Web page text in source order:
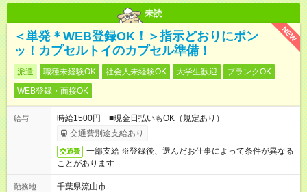
未読
NEW
＜単発＊WEB登録OK！＞指示どおりにポン
ッ！カプセルトイのカプセル準備！
派遣 職種未経験OK 社会人未経験OK 大学生歓迎
ブランクOK
WEB登録・面接OK
給与
時給1500円 ■現金日払いもOK（規定あり）
交通費別途支給あり
交通費
一部支給 ※登録後、選んだお仕事によって条件が異なる
ことがあります
勤務地
千葉県流山市